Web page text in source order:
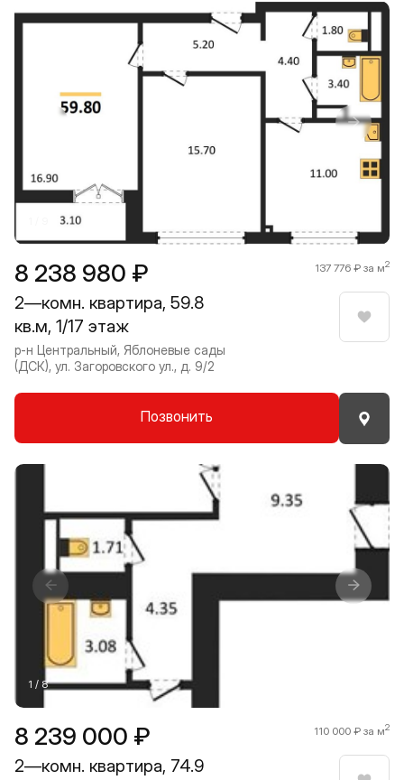
8 238 980 ₽ 137 776 ₽ за м2
2—комн. квартира, 59.8
кв.м, 1/17 этаж
р-н Центральный, Яблоневые сады
(ДСК), ул. Загоровского ул., д. 9/2
Позвонить
8 239 000 ₽ 110 000 ₽ за м2
2—комн. квартира, 74.9
1 / 8